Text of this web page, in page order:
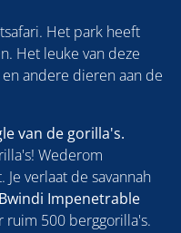
Het park heeft
Het leuke van deze
andere dieren aan de
van de gorilla's.
Wederom
verlaat de savannah
Bwindi Impenetrable
ruim 500 berggorilla's.